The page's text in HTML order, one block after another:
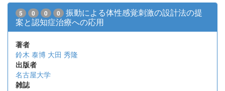
5 0 0 0
振動による体性感覚刺激の設計法の提
案と認知症治療への応用
著者
鈴木 泰博 大田 秀隆
出版者
名古屋大学
雑誌